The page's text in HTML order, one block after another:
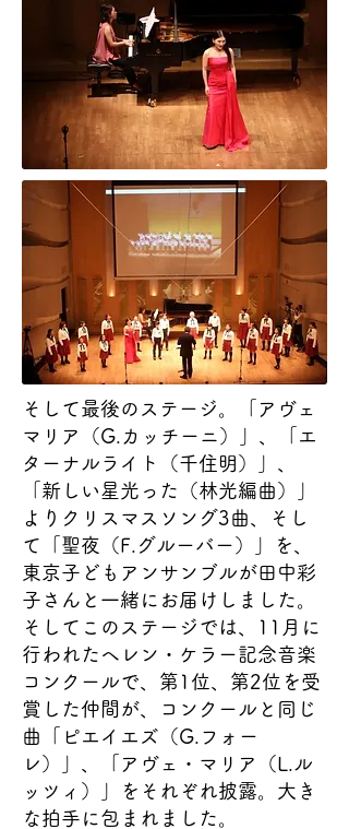
そして最後のステージ。「アヴェ
マリア（G.カッチーニ）」、「エ
ターナルライト（千住明）」、
「新しい星光った（林光編曲）」
よりクリスマスソング3曲、そし
て「聖夜（F.グルーバー）」を、
東京子どもアンサンブルが田中彩
子さんと一緒にお届けしました。
そしてこのステージでは、11月に
行われたヘレン・ケラー記念音楽
コンクールで、第1位、第2位を受
賞した仲間が、コンクールと同じ
曲「ピエイエズ（G.フォー
レ）」、「アヴェ・マリア（L.ル
ッツィ）」をそれぞれ披露。大き
な拍手に包まれました。